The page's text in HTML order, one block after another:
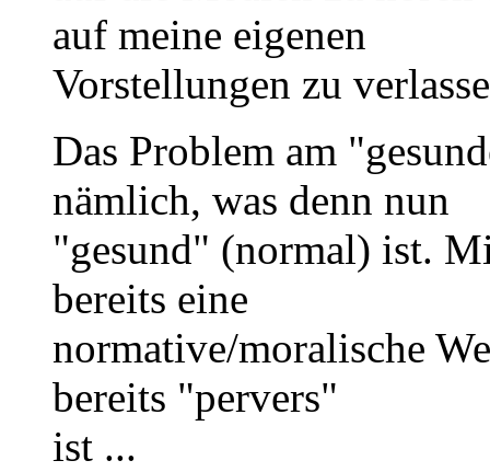
auf meine eigenen
Vorstellungen zu
Das Problem am
nämlich, was denn nun
"gesund" (normal) ist.
bereits eine
normative/moralische
bereits "pervers"
ist ...